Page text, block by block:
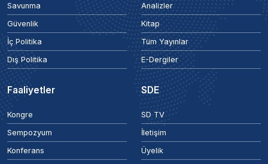
Savunma
Güvenlik
İç Politika
Dış Politika
Analizler
Kitap
Tüm Yayınlar
E-Dergiler
Faaliyetler
Kongre
Sempozyum
Konferans
SDE
SD TV
İletişim
Üyelik